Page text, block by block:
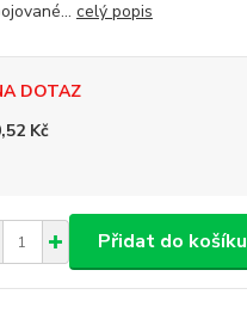
celý popis
DOTAZ
Kč
Přidat do košíku